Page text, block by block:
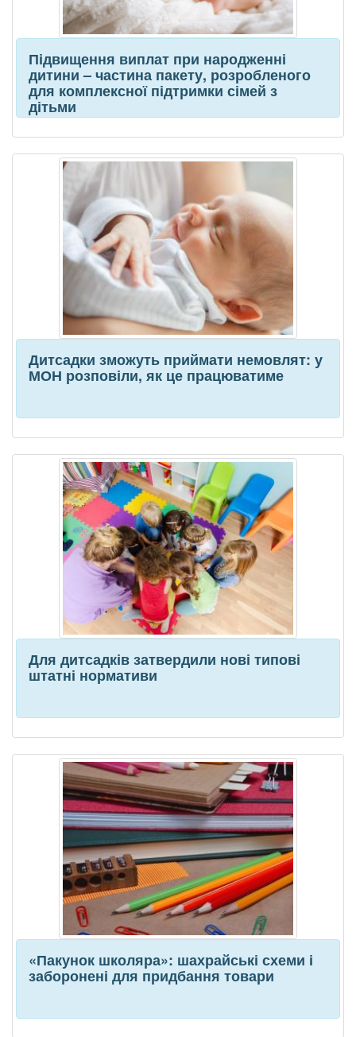
Підвищення виплат при народженні
дитини – частина пакету, розробленого
для комплексної підтримки сімей з
дітьми
Дитсадки зможуть приймати немовлят: у
МОН розповіли, як це працюватиме
Для дитсадків затвердили нові типові
штатні нормативи
«Пакунок школяра»: шахрайські схеми і
заборонені для придбання товари